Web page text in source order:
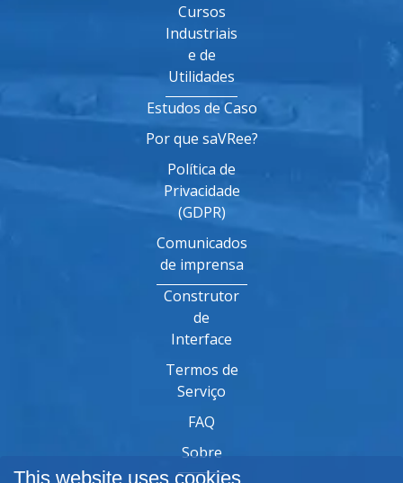
Cursos
Industriais
e de
Utilidades
Estudos de Caso
Por que saVRee?
Política de
Privacidade
(GDPR)
Comunicados
de imprensa
Construtor
de
Interface
Termos de
Serviço
FAQ
Sobre
This website uses cookies.